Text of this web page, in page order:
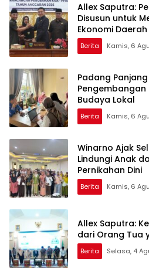
Allex Saputra:
Disusun untuk
Ekonomi Daerah
Berita Kamis, 6
Padang
Pengembangan
Budaya Lokal
Berita Kamis, 6
Winarno Ajak
Lindungi Anak
Pernikahan Dini
Berita Kamis, 6
Allex Saputra:
dari Orang Tua
Berita Selasa, 4